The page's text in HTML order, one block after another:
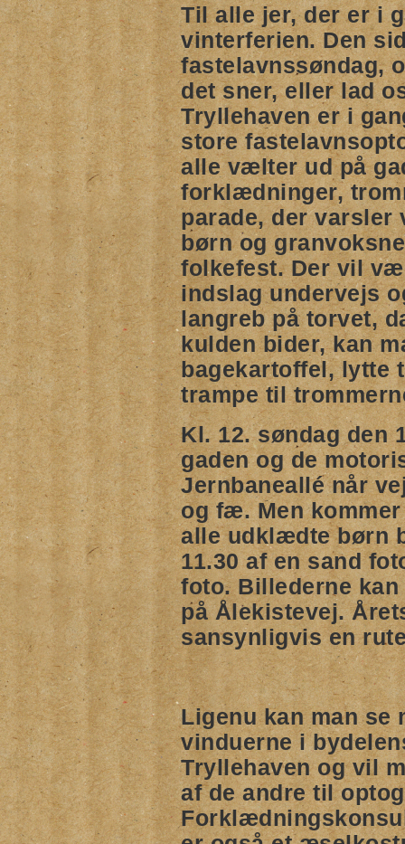
Til alle jer, der er i
vinterferien.Den
fastelavnssøndag,
det sner, eller lad
Tryllehaven er i
store
alle vælter ud på
forklædninger,
parade, der varsler
børn og
folkefest. Der vil
indslag undervejs
langreb på torvet,
kulden bider, kan
bagekartoffel, lytte
trampe til
Kl. 12. søndag den
gaden og de
Jernbaneallé når
og fæ. Men
alle udklædte børn
11.30 af en sand
foto. Billederne
på Ålekistevej.
sansynligvis en
Ligenu kan man se
vinduerne i
Tryllehaven og vil
af de andre til